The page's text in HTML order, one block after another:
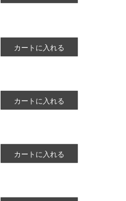
カートに入れる
カートに入れる
カートに入れる